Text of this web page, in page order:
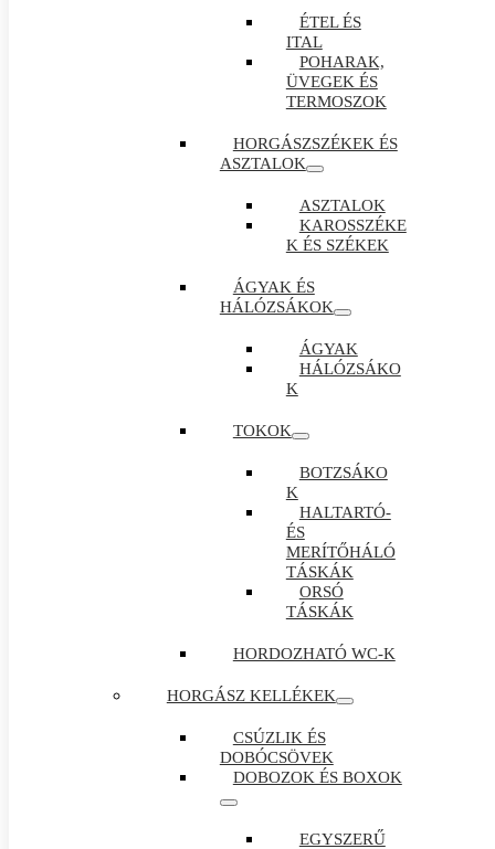
ÉTEL ÉS
ITAL
POHARAK,
ÜVEGEK ÉS
TERMOSZOK
HORGÁSZSZÉKEK ÉS
ASZTALOK
ASZTALOK
KAROSSZÉKE
K ÉS SZÉKEK
ÁGYAK ÉS
HÁLÓZSÁKOK
ÁGYAK
HÁLÓZSÁKO
K
TOKOK
BOTZSÁKO
K
HALTARTÓ-
ÉS
MERÍTŐHÁLÓ
TÁSKÁK
ORSÓ
TÁSKÁK
HORDOZHATÓ WC-K
HORGÁSZ KELLÉKEK
CSÚZLIK ÉS
DOBÓCSÖVEK
DOBOZOK ÉS BOXOK
EGYSZERŰ